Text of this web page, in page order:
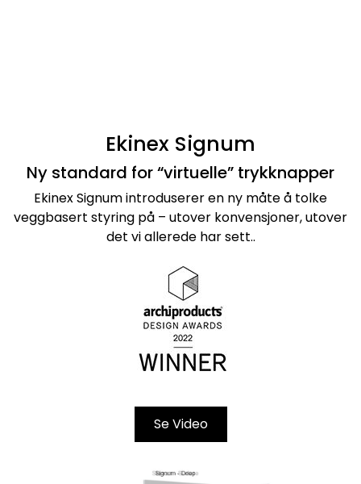
Ekinex Signum
Ny standard for “virtuelle” trykknapper
Ekinex Signum introduserer en ny måte å tolke
veggbasert styring på – utover konvensjoner, utover
det vi allerede har sett..
Se Video